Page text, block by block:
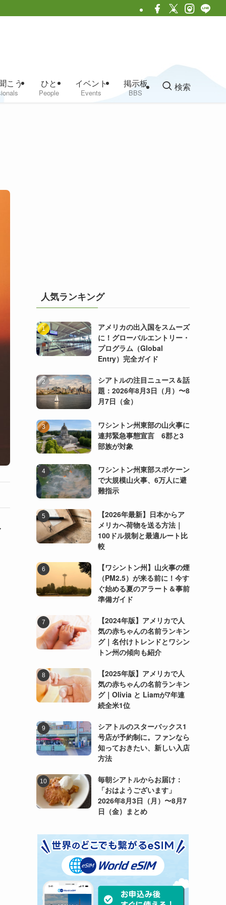
こう ひと
People
イベント
Events
掲示板
BBS
検索
人気ランキング
アメリカの出入国をスムーズ
に！グローバルエントリー・
プログラム（Global
Entry）完全ガイド
シアトルの注目ニュース＆話
題：2026年8月3日（月）〜8
月7日（金）
ワシントン州東部の山火事に
連邦緊急事態宣言 6郡と3
部族が対象
ワシントン州東部スポケーン
で大規模山火事、6万人に避
難指示
【2026年最新】日本からア
メリカへ荷物を送る方法｜
100ドル規制と最適ルート比
較
【ワシントン州】山火事の煙
（PM2.5）が来る前に！今す
ぐ始める夏のアラート＆事前
準備ガイド
【2024年版】アメリカで人
気の赤ちゃんの名前ランキン
グ｜名付けトレンドとワシン
トン州の傾向も紹介
【2025年版】アメリカで人
気の赤ちゃんの名前ランキン
グ｜Olivia と Liamが7年連
続全米1位
シアトルのスターバックス1
号店が予約制に。ファンなら
知っておきたい、新しい入店
方法
毎朝シアトルからお届け：
「おはようございます」
2026年8月3日（月）〜8月7
日（金）まとめ